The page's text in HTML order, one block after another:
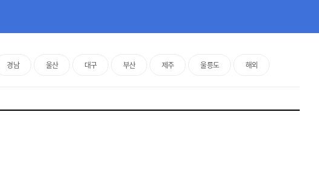
경남 울산 대구 부산 제주 울릉도
해외